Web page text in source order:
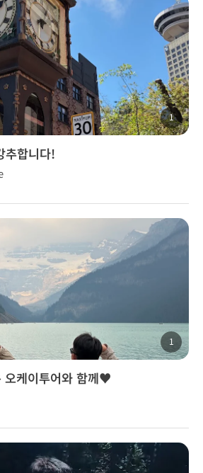
1
추합니다!
1
오케이투어와 함께♥️